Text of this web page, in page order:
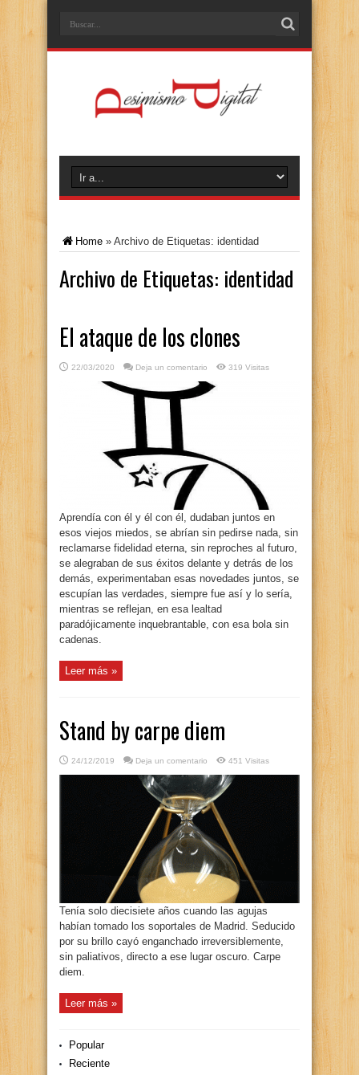
Home » Archivo de Etiquetas: identidad
Archivo de Etiquetas: identidad
El ataque de los clones
22/03/2020 Deja un comentario 319 Visitas
Aprendía con él y él con él, dudaban juntos en
esos viejos miedos, se abrían sin pedirse nada, sin
reclamarse fidelidad eterna, sin reproches al futuro,
se alegraban de sus éxitos delante y detrás de los
demás, experimentaban esas novedades juntos, se
escupían las verdades, siempre fue así y lo sería,
mientras se reflejan, en esa lealtad
paradójicamente inquebrantable, con esa bola sin
cadenas.
Leer más »
Stand by carpe diem
24/12/2019 Deja un comentario 451 Visitas
Tenía solo diecisiete años cuando las agujas
habían tomado los soportales de Madrid. Seducido
por su brillo cayó enganchado irreversiblemente,
sin paliativos, directo a ese lugar oscuro. Carpe
diem.
Leer más »
Popular
Reciente